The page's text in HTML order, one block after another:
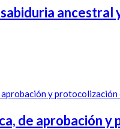
ancestral
de aprobación y